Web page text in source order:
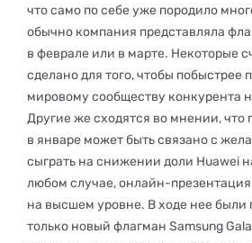
что само по себе уже породило
обычно компания представляла
в феврале или в марте. Некоторые
сделано для того, чтобы побыстрее
мировому сообществу конкурента
Другие же сходятся во мнении, что
в январе может быть связано с
сыграть на снижении доли Huawei
любом случае, онлайн-презентация
на высшем уровне. В ходе нее были
только новый флагман Samsung